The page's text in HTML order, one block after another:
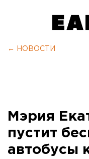
← НОВОСТИ
Мэрия
пустит
автобусы